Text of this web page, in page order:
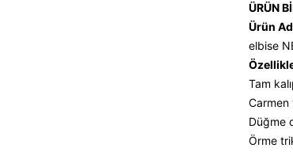
ÜRÜN
Ürün
elbise
Tam
Carmen
Düğme
Örme